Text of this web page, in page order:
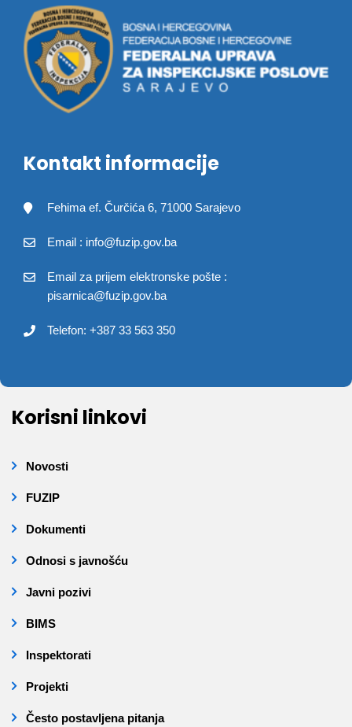
Kontakt informacije
Fehima ef. Čurčića 6, 71000 Sarajevo
Email : info@fuzip.gov.ba
Email za prijem elektronske pošte :
pisarnica@fuzip.gov.ba
Telefon: +387 33 563 350
Korisni linkovi
Novosti
FUZIP
Dokumenti
Odnosi s javnošću
Javni pozivi
BIMS
Inspektorati
Projekti
Često postavljena pitanja